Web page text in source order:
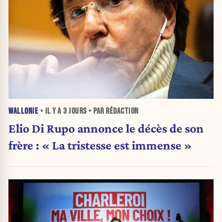
WALLONIE • IL Y A 3 JOURS• PAR RÉDACTION
Elio Di Rupo annonce le décès de son
frère : « La tristesse est immense »